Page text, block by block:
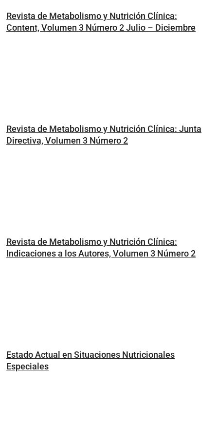
Revista de Metabolismo y Nutrición Clínica:
Content, Volumen 3 Número 2 Julio – Diciembre
Revista de Metabolismo y Nutrición Clínica: Junta
Directiva, Volumen 3 Número 2
Revista de Metabolismo y Nutrición Clínica:
Indicaciones a los Autores, Volumen 3 Número 2
Estado Actual en Situaciones Nutricionales
Especiales